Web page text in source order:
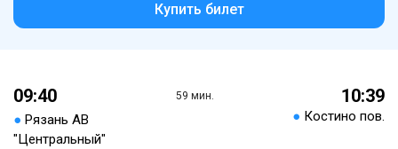
Купить билет
09:40
● Рязань АВ
"Центральный"
59 мин. 10:39
● Костино пов.